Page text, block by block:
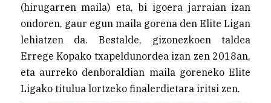
(hirugarren maila) eta, bi igoera jarraian izan
ondoren, gaur egun maila gorena den Elite Ligan
lehiatzen da. Bestalde, gizonezkoen taldea
Errege Kopako txapeldunordea izan zen 2018an,
eta aurreko denboraldian maila goreneko Elite
Ligako titulua lortzeko finalerdietara iritsi zen.